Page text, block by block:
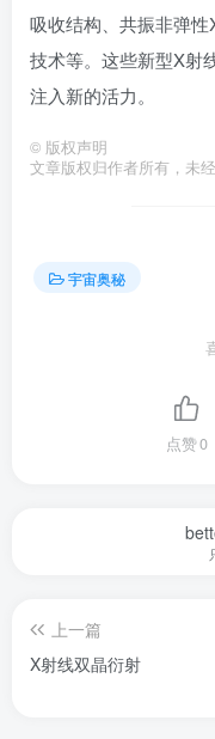
吸收结构、共振非弹
技术等。这些新型X射
注入新的活力。
© 版权声明
文章版权归作者所有，未
宇宙奥秘
点赞0
上一篇
X射线双晶衍射